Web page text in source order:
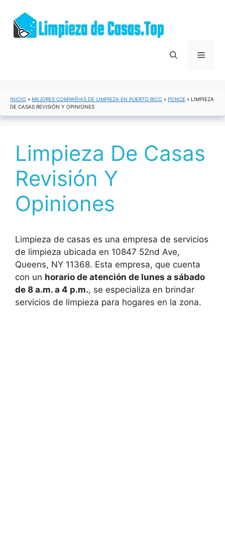
contenido
Menú
INICIO » MEJORES COMPAÑIAS DE LIMPIEZA EN PUERTO RICO » PONCE » LIMPIEZA
DE CASAS REVISIÓN Y OPINIONES
Limpieza De Casas
Revisión Y
Opiniones
Limpieza de casas es una empresa de servicios
de limpieza ubicada en 10847 52nd Ave,
Queens, NY 11368. Esta empresa, que cuenta
con un horario de atención de lunes a sábado
de 8 a.m. a 4 p.m., se especializa en brindar
servicios de limpieza para hogares en la zona.